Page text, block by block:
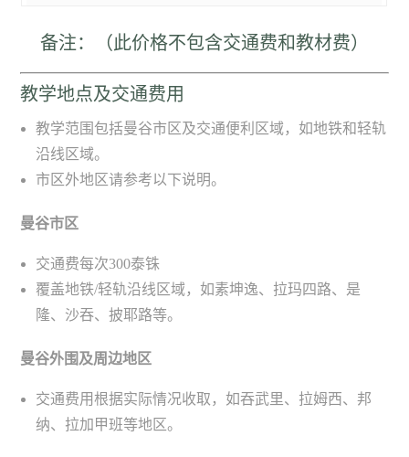
备注：（此价格不包含交通费和教材费）
教学地点及交通费用
教学范围包括曼谷市区及交通便利区域，如地铁和轻轨
沿线区域。
市区外地区请参考以下说明。
曼谷市区
交通费每次300泰铢
覆盖地铁/轻轨沿线区域，如素坤逸、拉玛四路、是
隆、沙吞、披耶路等。
曼谷外围及周边地区
交通费用根据实际情况收取，如吞武里、拉姆西、邦
纳、拉加甲班等地区。